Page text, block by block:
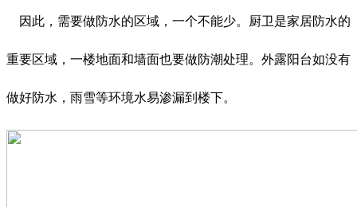
因此，需要做防水的区域，一个不能少。厨卫是家居防水的
重要区域，一楼地面和墙面也要做防潮处理。外露阳台如没有
做好防水，雨雪等环境水易渗漏到楼下。